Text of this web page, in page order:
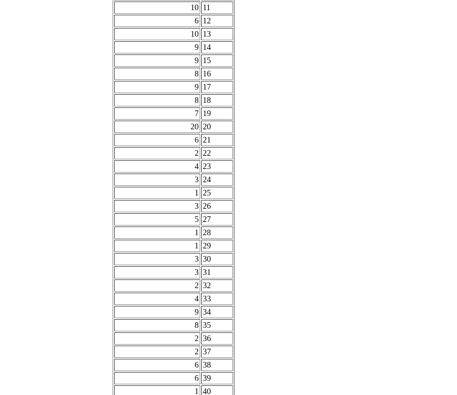
10 11
6 12
10 13
9 14
9 15
8 16
9 17
8 18
7 19
20 20
6 21
2 22
4 23
3 24
1
25
3 26
5 27
1
28
1
29
3 30
3 31
2 32
4 33
9 34
8 35
2 36
2 37
6 38
6 39
1
40